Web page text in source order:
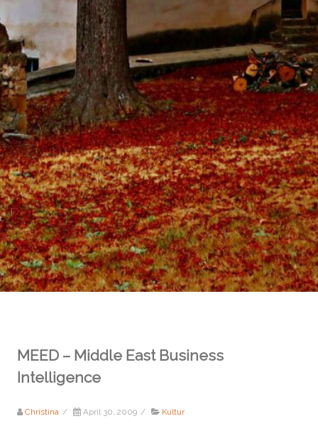
MEED – Middle East Business
Intelligence
Christina / April 30, 2009 / Kultur